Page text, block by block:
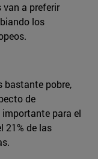
a preferir
los
bastante pobre,
de
para el
21% de las